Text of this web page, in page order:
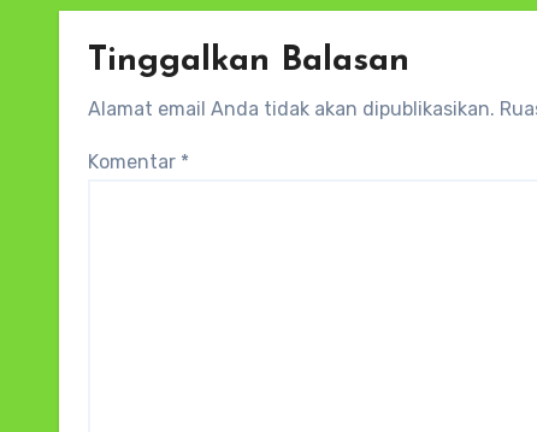
Tinggalkan Balasan
Alamat email Anda tidak akan dipublikasikan.
Komentar *